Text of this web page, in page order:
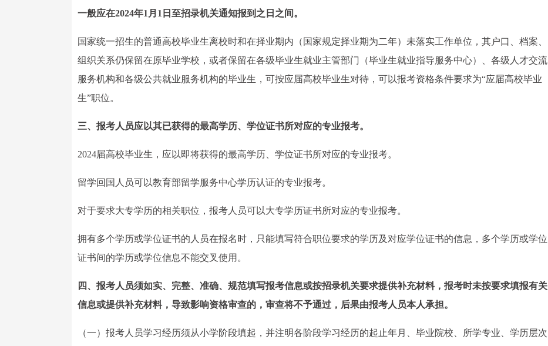
一般应在2024年1月1日至招录机关通知报到之日之间。
国家统一招生的普通高校毕业生离校时和在择业期内（国家规定择业期为二年）未落实工作单位，其户口、档案、
组织关系仍保留在原毕业学校，或者保留在各级毕业生就业主管部门（毕业生就业指导服务中心）、各级人才交流
服务机构和各级公共就业服务机构的毕业生，可按应届高校毕业生对待，可以报考资格条件要求为“应届高校毕业
生”职位。
三、报考人员应以其已获得的最高学历、学位证书所对应的专业报考。
2024届高校毕业生，应以即将获得的最高学历、学位证书所对应的专业报考。
留学回国人员可以教育部留学服务中心学历认证的专业报考。
对于要求大专学历的相关职位，报考人员可以大专学历证书所对应的专业报考。
拥有多个学历或学位证书的人员在报名时，只能填写符合职位要求的学历及对应学位证书的信息，多个学历或学位
证书间的学历或学位信息不能交叉使用。
四、报考人员须如实、完整、准确、规范填写报考信息或按招录机关要求提供补充材料，报考时未按要求填报有关
信息或提供补充材料，导致影响资格审查的，审查将不予通过，后果由报考人员本人承担。
（一）报考人员学习经历须从小学阶段填起，并注明各阶段学习经历的起止年月、毕业院校、所学专业、学历层次